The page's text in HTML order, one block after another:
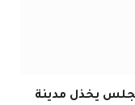
يخذل مدينة